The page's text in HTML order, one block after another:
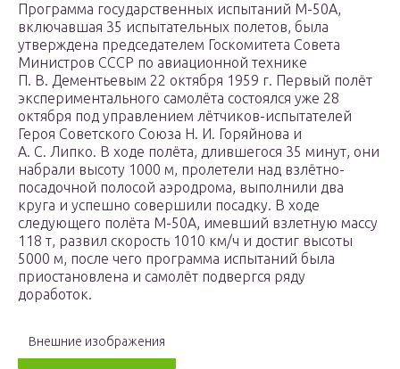
Программа государственных испытаний М-50А,
включавшая 35 испытательных полетов, была
утверждена председателем Госкомитета Совета
Министров СССР по авиационной технике
П. В. Дементьевым 22 октября 1959 г. Первый полёт
экспериментального самолёта состоялся уже 28
октября под управлением лётчиков-испытателей
Героя Советского Союза Н. И. Горяйнова и
А. С. Липко. В ходе полёта, длившегося 35 минут, они
набрали высоту 1000 м, пролетели над взлётно-
посадочной полосой аэродрома, выполнили два
круга и успешно совершили посадку. В ходе
следующего полёта М-50А, имевший взлетную массу
118 т, развил скорость 1010 км/ч и достиг высоты
5000 м, после чего программа испытаний была
приостановлена и самолёт подвергся ряду
доработок.
Внешние изображения